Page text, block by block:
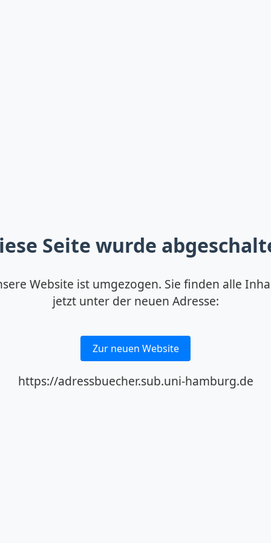
Seite wurde
Website ist umgezogen. Sie finden alle
jetzt unter der neuen Adresse:
Zur neuen Website
https://adressbuecher.sub.uni-hamburg.de